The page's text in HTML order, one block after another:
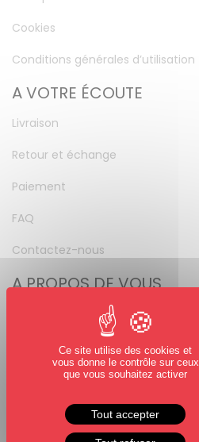
Cookies
Conditions générales d’utilisation
A VOTRE ÉCOUTE
Livraison
Retour et échange
Paiement
FAQ
Contactez-nous
A PROPOS DE VOUS
Mot de passe perdu
NOUS SUIVRE
Facebook
Ce site utilise des cookies et
vous donne le contrôle sur ceux
que vous souhaitez activer
Tout accepter